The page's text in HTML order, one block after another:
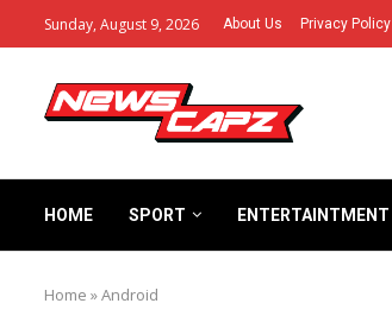
Sunday, August 9, 2026 About Us Privacy Policy
HOME SPORT ENTERTAINTMENT
Home »Android